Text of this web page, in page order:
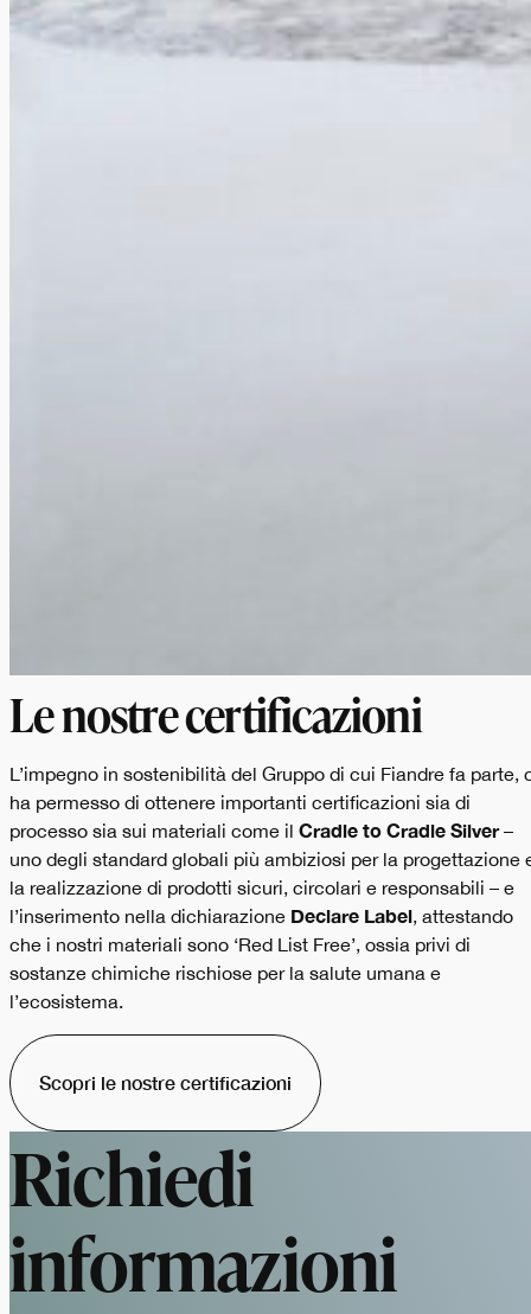
Le nostre certificazioni
L’impegno in sostenibilità del Gruppo di cui Fiandre fa parte,
ha permesso di ottenere importanti certificazioni sia di
processo sia sui materiali come il Cradle to Cradle Silver–
uno degli standard globali più ambiziosi per la progettazione
la realizzazione di prodotti sicuri, circolari e responsabili – e
l’inserimento nella dichiarazione Declare Label, attestando
che i nostri materiali sono ‘Red List Free’, ossia privi di
sostanze chimiche rischiose per la salute umana e
l’ecosistema.
Scopri le nostre certificazioni
Richiedi
informazioni